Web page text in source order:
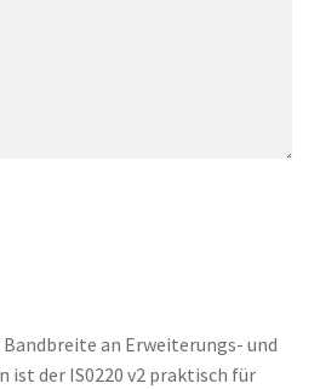
an Erweiterungs- und
der IS0220 v2 praktisch für